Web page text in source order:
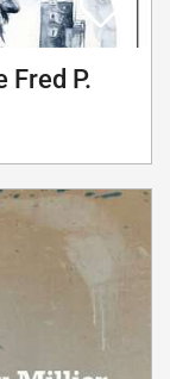
Fred P.